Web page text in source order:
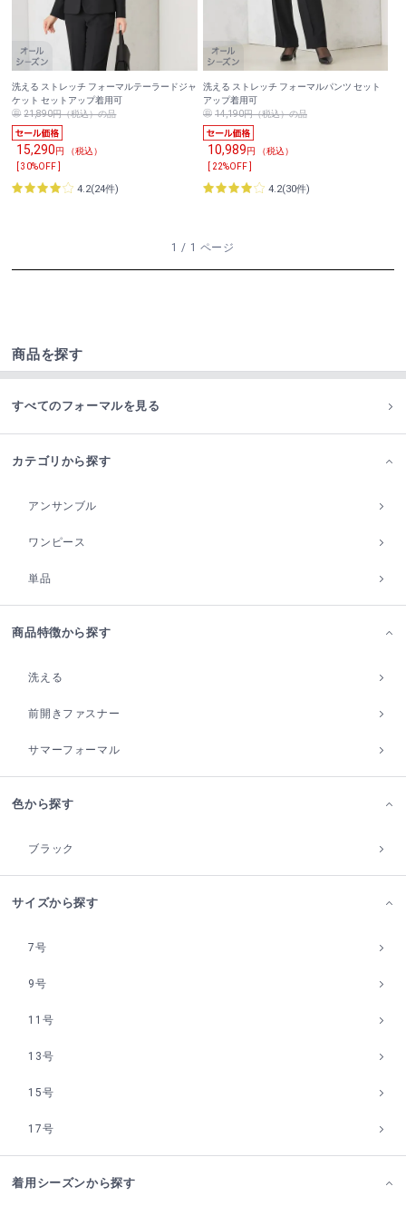
洗える ストレッチ フォーマルテーラードジャ
ケット セットアップ着用可
21,890円（税込）の品
15,290円 （税込）
[ 30%OFF ]
4.2(24件)
洗える ストレッチ フォーマルパンツ セット
アップ着用可
14,190円（税込）の品
10,989円 （税込）
[ 22%OFF ]
4.2(30件)
1 / 1 ページ
商品を探す
すべてのフォーマルを見る
カテゴリから探す
アンサンブル
ワンピース
単品
商品特徴から探す
洗える
前開きファスナー
サマーフォーマル
色から探す
ブラック
サイズから探す
7号
9号
11号
13号
15号
17号
着用シーズンから探す